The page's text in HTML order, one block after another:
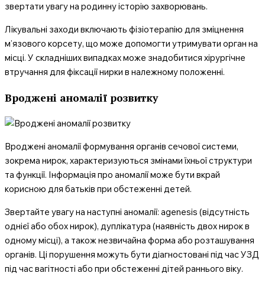
звертати увагу на родинну історію захворювань.
Лікувальні заходи включають фізіотерапію для зміцнення
м’язового корсету, що може допомогти утримувати орган на
місці. У складніших випадках може знадобитися хірургічне
втручання для фіксації нирки в належному положенні.
Вроджені аномалії розвитку
Вроджені аномалії формування органів сечової системи,
зокрема нирок, характеризуються змінами їхньої структури
та функції. Інформація про аномалії може бути вкрай
корисною для батьків при обстеженні детей.
Звертайте увагу на наступні аномалії: agenesis (відсутність
однієї або обох нирок), дуплікатура (наявність двох нирок в
одному місці), а також незвичайна форма або розташування
органів. Ці порушення можуть бути діагностовані під час УЗД
під час вагітності або при обстеженні дітей раннього віку.